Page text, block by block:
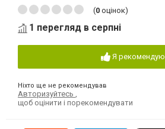
(0 оцінок)
1 перегляд в серпні
Я рекомендую
Ніхто ще не рекомендував
Авторизуйтесь ,
щоб оцінити і порекомендувати